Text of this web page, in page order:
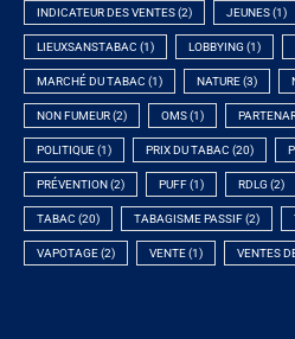
INDICATEUR DES VENTES(2) JEUNES(1)
LIEUXSANSTABAC (1) LOBBYING (1)
MARCHÉ DU TABAC (1) NATURE(3)
NON FUMEUR(2) OMS(1)
POLITIQUE(1) PRIX DU TABAC (20)
PRÉVENTION (2) PUFF(1) RDLG (2)
TABAC (20) TABAGISME PASSIF(2)
VAPOTAGE(2) VENTE(1) VENTES